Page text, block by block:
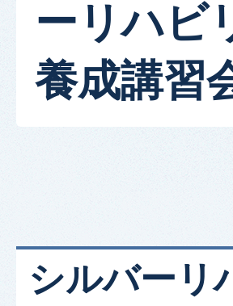
ーリハビ
養成講習
シルバーリ